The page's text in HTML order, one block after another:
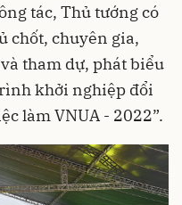
tác, Thủ tướng có
chốt, chuyên gia,
tham dự, phát biểu
khởi nghiệp đổi
làm VNUA - 2022”.